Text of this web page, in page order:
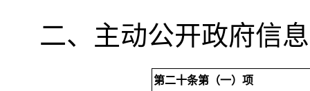
二、主动公开政府信
第二十条第（一）项